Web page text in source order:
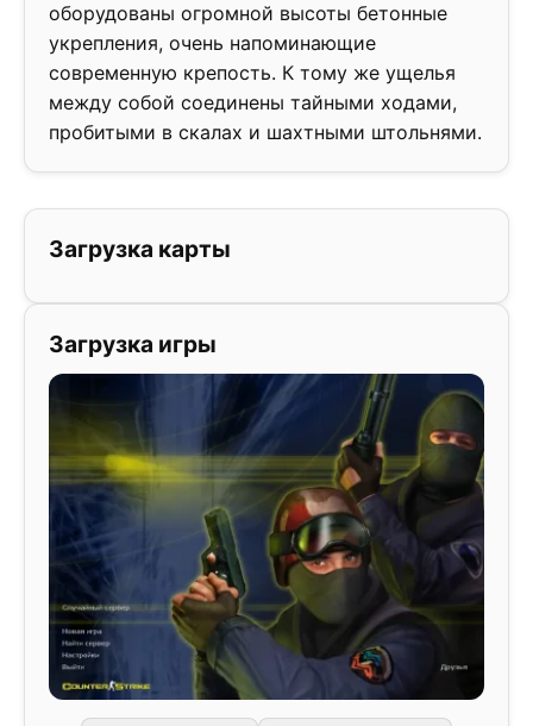
оборудованы огромной высоты бетонные
укрепления, очень напоминающие
современную крепость. К тому же ущелья
между собой соединены тайными ходами,
пробитыми в скалах и шахтными штольнями.
Загрузка карты
Загрузка игры